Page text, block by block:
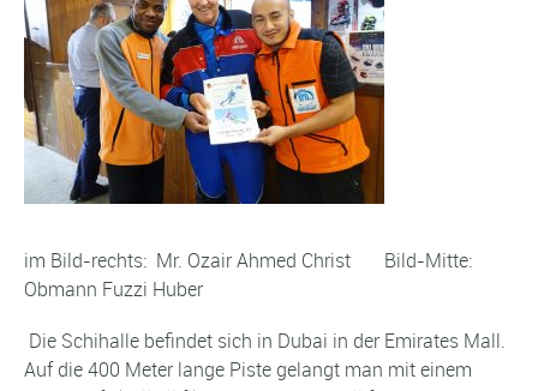
im Bild-rechts: Mr. Ozair Ahmed Christ Bild-Mitte:
Obmann Fuzzi Huber
Die Schihalle befindet sich in Dubai in der Emirates Mall.
Auf die 400 Meter lange Piste gelangt man mit einem